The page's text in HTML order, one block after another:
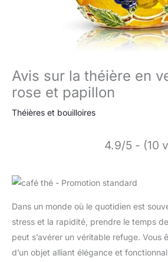
Avis sur la théière en
rose et papillon
Théières et bouilloires
4.9/5 - (10
Dans un monde où le quotidien est
stress et la rapidité, prendre le temps
peut s’avérer un véritable refuge. Vous
d’un objet alliant élégance et